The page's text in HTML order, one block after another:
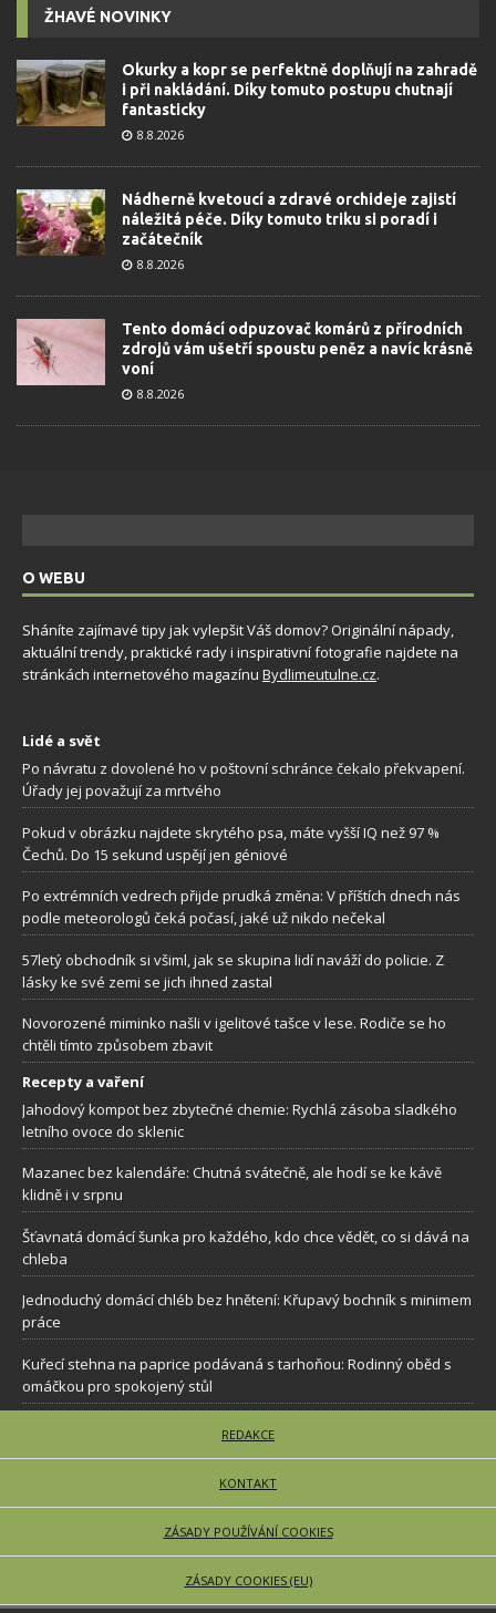
ŽHAVÉ NOVINKY
Okurky a kopr se perfektně doplňují na zahradě
i při nakládání. Díky tomuto postupu chutnají
fantasticky
8.8.2026
Nádherně kvetoucí a zdravé orchideje zajistí
náležitá péče. Díky tomuto triku si poradí i
začátečník
8.8.2026
Tento domácí odpuzovač komárů z přírodních
zdrojů vám ušetří spoustu peněz a navíc krásně
voní
8.8.2026
O WEBU
Sháníte zajímavé tipy jak vylepšit Váš domov? Originální nápady,
aktuální trendy, praktické rady i inspirativní fotografie najdete na
stránkách internetového magazínu Bydlimeutulne.cz.
Lidé a svět
Po návratu z dovolené ho v poštovní schránce čekalo překvapení.
Úřady jej považují za mrtvého
Pokud v obrázku najdete skrytého psa, máte vyšší IQ než 97 %
Čechů. Do 15 sekund uspějí jen géniové
Po extrémních vedrech přijde prudká změna: V příštích dnech nás
podle meteorologů čeká počasí, jaké už nikdo nečekal
57letý obchodník si všiml, jak se skupina lidí naváží do policie. Z
lásky ke své zemi se jich ihned zastal
Novorozené miminko našli v igelitové tašce v lese. Rodiče se ho
chtěli tímto způsobem zbavit
Recepty a vaření
Jahodový kompot bez zbytečné chemie: Rychlá zásoba sladkého
letního ovoce do sklenic
Mazanec bez kalendáře: Chutná svátečně, ale hodí se ke kávě
klidně i v srpnu
Šťavnatá domácí šunka pro každého, kdo chce vědět, co si dává na
chleba
Jednoduchý domácí chléb bez hnětení: Křupavý bochník s minimem
práce
Kuřecí stehna na paprice podávaná s tarhoňou: Rodinný oběd s
omáčkou pro spokojený stůl
REDAKCE
KONTAKT
ZÁSADY POUŽÍVÁNÍ COOKIES
ZÁSADY COOKIES (EU)